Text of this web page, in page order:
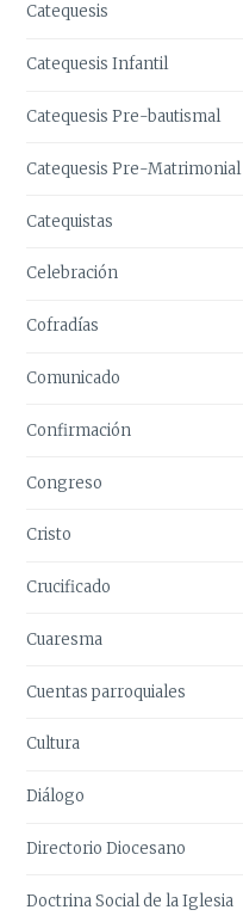
Catequesis
Catequesis Infantil
Catequesis Pre-bautismal
Catequesis Pre-Matrimonial
Catequistas
Celebración
Cofradías
Comunicado
Confirmación
Congreso
Cristo
Crucificado
Cuaresma
Cuentas parroquiales
Cultura
Diálogo
Directorio Diocesano
Doctrina Social de la Iglesia